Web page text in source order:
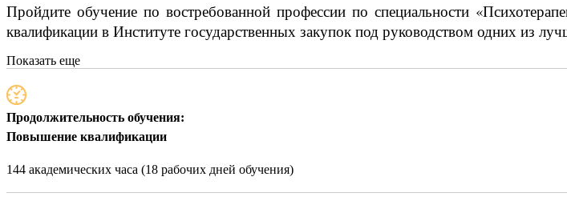
Пройдите обучение по востребованной профессии по специальности
квалификации в Институте государственных закупок под руководством одних из
Показать еще
Продолжительность обучения:
Повышение квалификации
144 академических часа (18 рабочих дней обучения)